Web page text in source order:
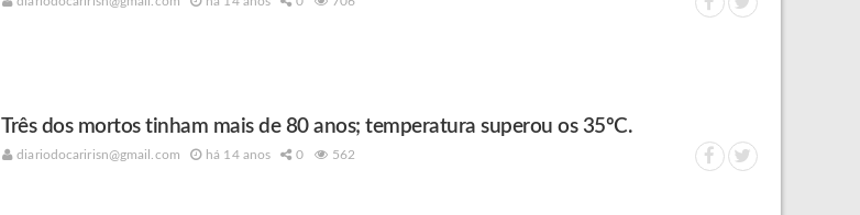
Três dos mortos tinham mais de 80 anos; temperatura superou os 35ºC.
diariodocaririsn@gmail.com há 14 anos 0 562